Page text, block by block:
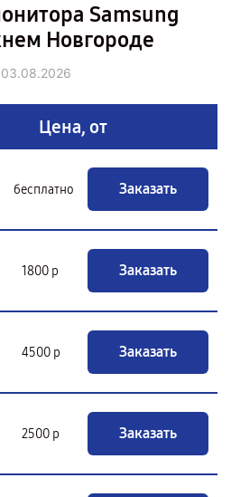
Samsung
Новгороде
03.08.2026
Цена, от
бесплатно Заказать
1800 р Заказать
4500 р Заказать
2500 р Заказать